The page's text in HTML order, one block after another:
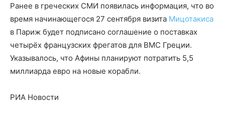
Ранее в греческих СМИ появилась информация, что во
время начинающегося 27 сентября визита Мицотакиса
в Париж будет подписано соглашение о поставках
четырёх французских фрегатов для ВМС Греции.
Указывалось, что Афины планируют потратить 5,5
миллиарда евро на новые корабли.
РИА Новости